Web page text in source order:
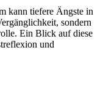
kann tiefere Ängste in
sondern
Ein Blick auf diese
und